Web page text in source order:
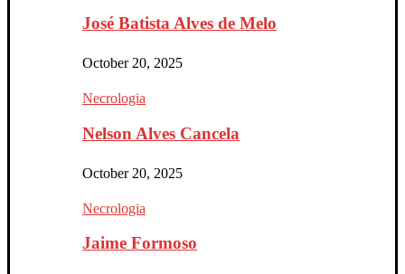
José Batista Alves de Melo
October 20, 2025
Necrologia
Nelson Alves Cancela
October 20, 2025
Necrologia
Jaime Formoso